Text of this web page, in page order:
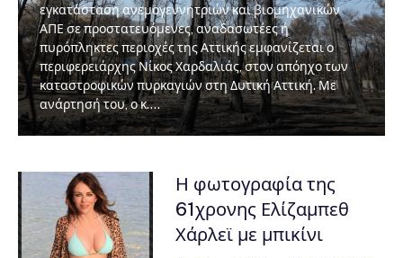
εγκατάσταση ανεμογεννητριών και βιομηχανικών
ΑΠΕ σε προστατευόμενες, αναδασωτέες ή
πυρόπληκτες περιοχές της Αττικής εμφανίζεται ο
περιφερειάρχης Νίκος Χαρδαλιάς, στον απόηχο των
καταστροφικών πυρκαγιών στη Δυτική Αττική. Με
ανάρτησή του, ο κ.…
Η φωτογραφία της
61χρονης Ελίζαμπεθ
Χάρλεϊ με μπικίνι